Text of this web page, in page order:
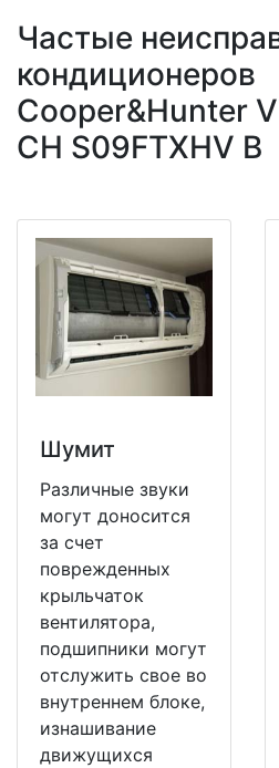
Частые
кондиционеров
Cooper&Hunter
CH S09FTXHV B
Шумит
Различные звуки
могут доносится
за счет
поврежденных
крыльчаток
вентилятора,
подшипники могут
отслужить свое во
внутреннем блоке,
изнашивание
движущихся